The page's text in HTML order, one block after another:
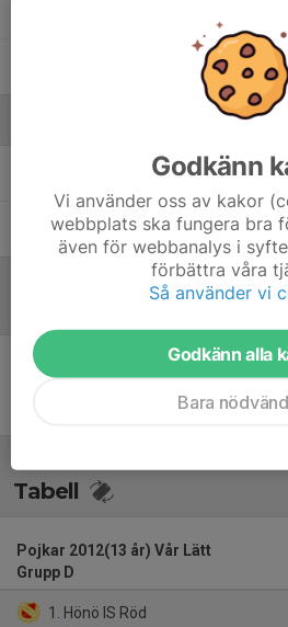
Marcus DahlinHuvudtränare,
Martin AppellLedare
Inget referat
Tabell
Pojkar 2012(13 år) Vår Lätt
Grupp D
1. Hönö IS Röd
Godkänn
Vi använder oss av kakor
webbplats ska fungera bra
även för webbanalys i
förbättra våra
Så använder vi
Godkänn alla
Bara